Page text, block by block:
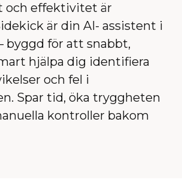
och effektivitet är
är din AI- assistent i
byggd för att snabbt,
hjälpa dig identifiera
och fel i
Spar tid, öka tryggheten
kontroller bakom